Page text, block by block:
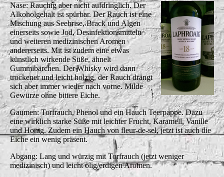
Nase: Rauchig aber nicht aufdringlich. Der
Alkoholgehalt ist spürbar. Der Rauch ist eine
Mischung aus Seebrise, Brack und Algen
einerseits sowie Jod, Desinfektionsmitteln
und weiteren medizinischen Aromen
andererseits. Mit ist zudem eine etwas
künstlich wirkende Süße, ähnelt
Gummibärchen. Der Whisky wird dann
trockener und leicht holzig, der Rauch drängt
sich aber immer wieder nach vorne. Milde
Gewürze ohne bittere Eiche.
Gaumen: Torfrauch, Phenol und ein Hauch Teerpappe. Dazu
eine wirklich starke Süße mit leichter Frucht, Karamell, Vanille
und Honig. Zudem ein Hauch von fleur-de-sel, jetzt ist auch die
Eiche ein wenig präsent.
Abgang: Lang und würzig mit Torfrauch (jetzt weniger
medizinisch) und leicht ölig/erdigen Aromen.